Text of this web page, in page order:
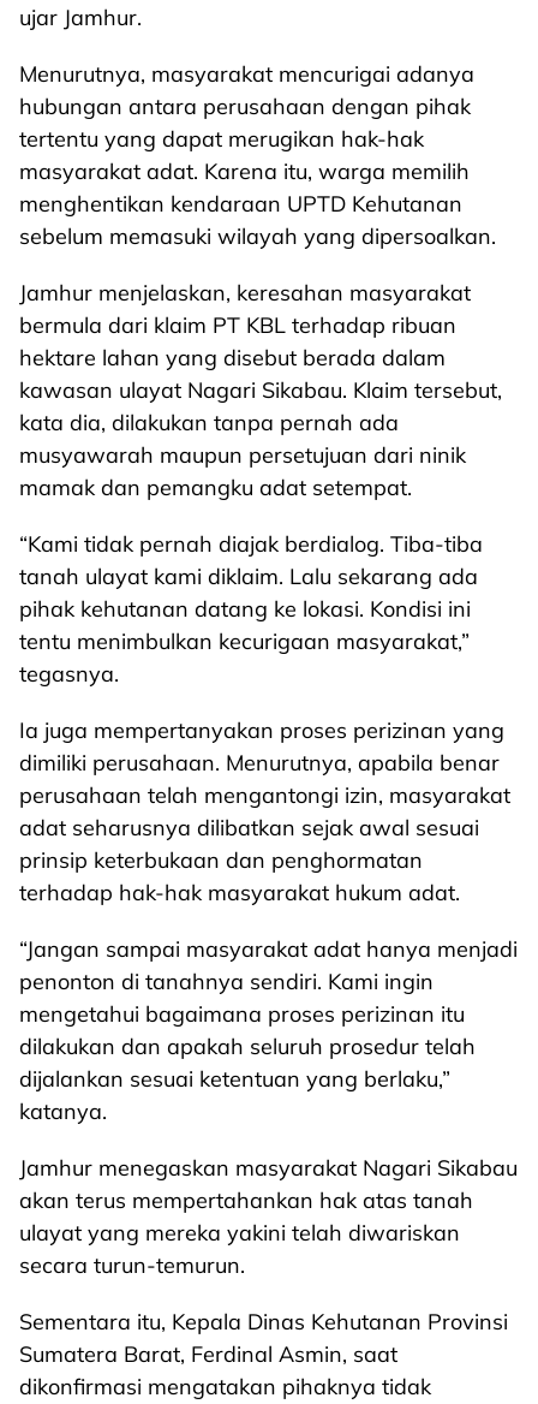
ujar Jamhur.
Menurutnya, masyarakat mencurigai adanya
hubungan antara perusahaan dengan pihak
tertentu yang dapat merugikan hak-hak
masyarakat adat. Karena itu, warga memilih
menghentikan kendaraan UPTD Kehutanan
sebelum memasuki wilayah yang dipersoalkan.
Jamhur menjelaskan, keresahan masyarakat
bermula dari klaim PT KBL terhadap ribuan
hektare lahan yang disebut berada dalam
kawasan ulayat Nagari Sikabau. Klaim tersebut,
kata dia, dilakukan tanpa pernah ada
musyawarah maupun persetujuan dari ninik
mamak dan pemangku adat setempat.
“Kami tidak pernah diajak berdialog. Tiba-tiba
tanah ulayat kami diklaim. Lalu sekarang ada
pihak kehutanan datang ke lokasi. Kondisi ini
tentu menimbulkan kecurigaan masyarakat,”
tegasnya.
Ia juga mempertanyakan proses perizinan yang
dimiliki perusahaan. Menurutnya, apabila benar
perusahaan telah mengantongi izin, masyarakat
adat seharusnya dilibatkan sejak awal sesuai
prinsip keterbukaan dan penghormatan
terhadap hak-hak masyarakat hukum adat.
“Jangan sampai masyarakat adat hanya menjadi
penonton di tanahnya sendiri. Kami ingin
mengetahui bagaimana proses perizinan itu
dilakukan dan apakah seluruh prosedur telah
dijalankan sesuai ketentuan yang berlaku,”
katanya.
Jamhur menegaskan masyarakat Nagari Sikabau
akan terus mempertahankan hak atas tanah
ulayat yang mereka yakini telah diwariskan
secara turun-temurun.
Sementara itu, Kepala Dinas Kehutanan Provinsi
Sumatera Barat, Ferdinal Asmin, saat
dikonfirmasi mengatakan pihaknya tidak